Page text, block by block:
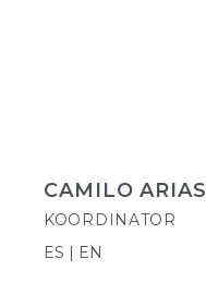
CAMILO ARIAS
KOORDINATOR
ES | EN